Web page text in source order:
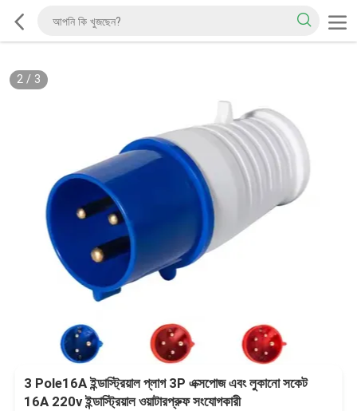
2/ 3
3 Pole16A ইন্ডাস্ট্রিয়াল প্লাগ 3P এক্সপোজ এবং লুকানো সকেট
16A 220v ইন্ডাস্ট্রিয়াল ওয়াটারপ্রুফ সংযোগকারী